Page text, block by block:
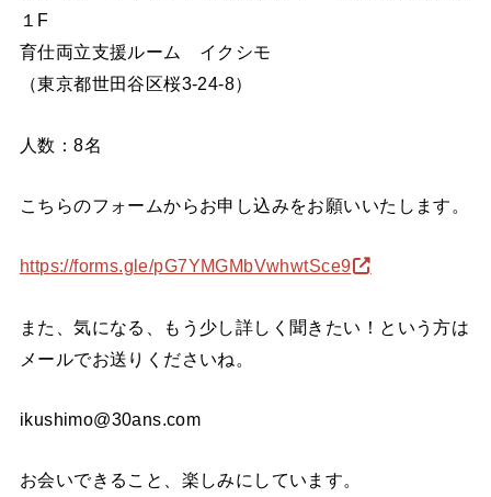
１F
育仕両立支援ルーム イクシモ
（東京都世田谷区桜3-24-8）
人数：8名
こちらのフォームからお申し込みをお願いいたします。
https://forms.gle/pG7YMGMbVwhwtSce9
また、気になる、もう少し詳しく聞きたい！という方は
メールでお送りくださいね。
ikushimo@30ans.com
お会いできること、楽しみにしています。